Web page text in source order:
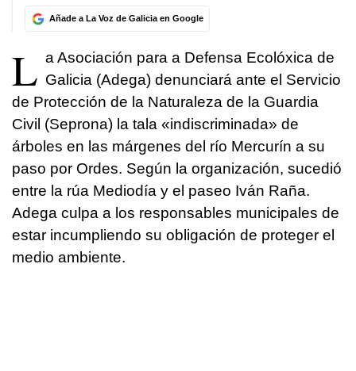
Añade a La Voz de Galicia en Google
L a Asociación para a Defensa Ecolóxica de
Galicia (Adega) denunciará ante el Servicio
de Protección de la Naturaleza de la Guardia
Civil (Seprona) la tala «indiscriminada» de
árboles en las márgenes del río Mercurín a su
paso por Ordes. Según la organización, sucedió
entre la rúa Mediodía y el paseo Iván Raña.
Adega culpa a los responsables municipales de
estar incumpliendo su obligación de proteger el
medio ambiente.